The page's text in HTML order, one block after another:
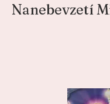
Nanebevzetí